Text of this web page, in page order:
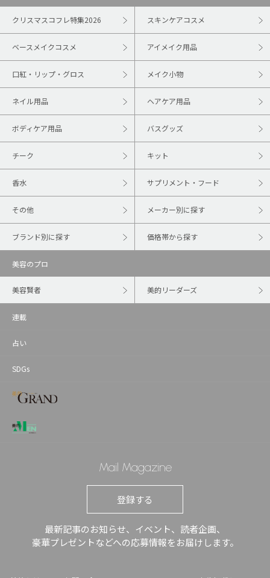
クリスマスコフレ特集2026 スキンケアコスメ
ベースメイクコスメ アイメイク用品
口紅・リップ・グロス メイク小物
ネイル用品 ヘアケア用品
ボディケア用品 バスグッズ
チーク キット
香水 サプリメント・フード
その他 メーカー別に探す
ブランド別に探す 価格帯から探す
美容のプロ
美容賢者 美的リーダーズ
連載
占い
SDGs
Mail Magazine
登録する
最新記事のお知らせ、イベント、読者企画、
豪華プレゼントなどへの応募情報をお届けします。